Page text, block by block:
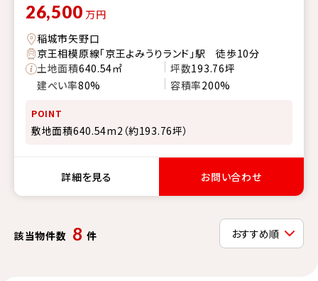
26,500 万円
稲城市矢野口
京王相模原線「京王よみうりランド」駅 徒歩10分
土地面積640.54㎡ 坪数193.76坪
建ぺい率80% 容積率200%
POINT
敷地面積640.54m2（約193.76坪）
詳細を見る お問い合わせ
該当物件数 8 件